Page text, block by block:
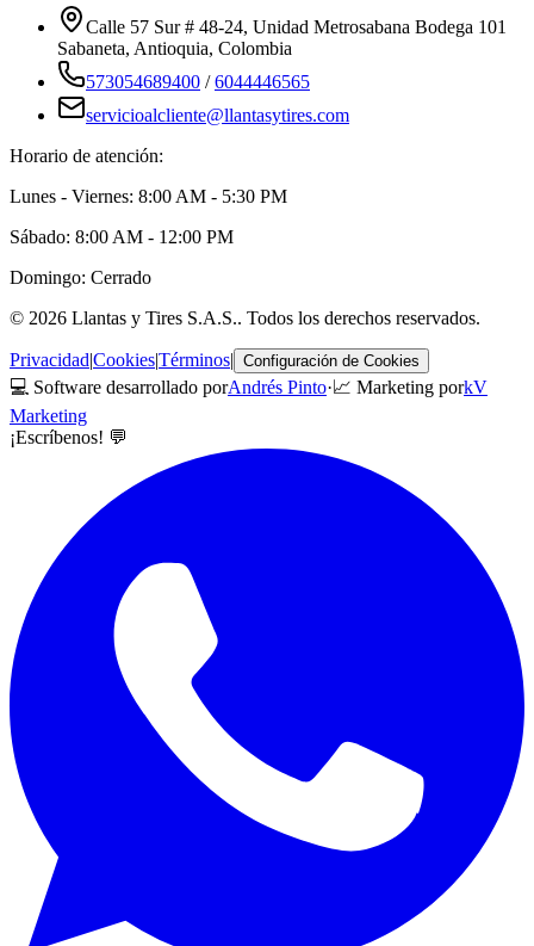
Calle 57 Sur # 48-24, Unidad Metrosabana Bodega 101
Sabaneta, Antioquia, Colombia
573054689400 /6044446565
servicioalcliente@llantasytires.com
Horario de atención:
Lunes - Viernes: 8:00 AM - 5:30 PM
Sábado: 8:00 AM - 12:00 PM
Domingo: Cerrado
© 2026 Llantas y Tires S.A.S.. Todos los derechos reservados.
Privacidad|Cookies|Términos| Configuración de Cookies
💻 Software desarrollado porAndrés Pinto·📈 Marketing porkV
Marketing
¡Escríbenos! 💬